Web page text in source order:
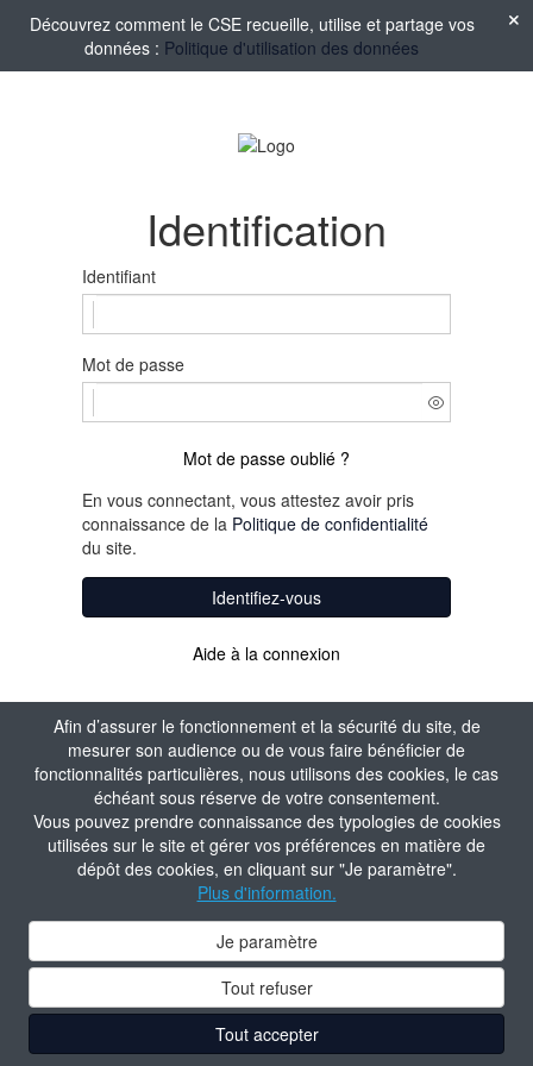
Afin d’assurer le fonctionnement et la sécurité du site, de
mesurer son audience ou de vous faire bénéficier de
fonctionnalités particulières, nous utilisons des cookies, le cas
échéant sous réserve de votre consentement.
Vous pouvez prendre connaissance des typologies de cookies
utilisées sur le site et gérer vos préférences en matière de
dépôt des cookies, en cliquant sur "Je paramètre".
Plus d'information.
Je paramètre
Tout refuser
Tout accepter
Découvrez comment le CSE recueille, utilise et partage vos
données : Politique d'utilisation des données
Identification
Identifiant
Mot de passe
Mot de passe oublié ?
En vous connectant, vous attestez avoir pris
connaissance de la Politique de confidentialité
du site.
Identifiez-vous
Aide à la connexion